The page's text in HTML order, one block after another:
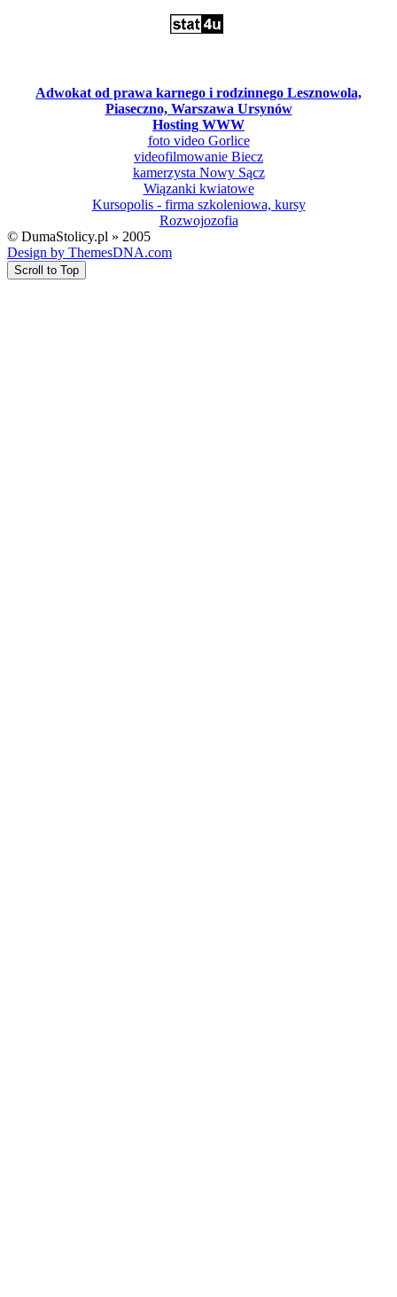
Adwokat od prawa karnego i rodzinnego Lesznowola,
Piaseczno, Warszawa Ursynów
Hosting WWW
foto video Gorlice
videofilmowanie Biecz
kamerzysta Nowy Sącz
Wiązanki kwiatowe
Kursopolis - firma szkoleniowa, kursy
Rozwojozofia
© DumaStolicy.pl » 2005
Design by ThemesDNA.com
Scroll to Top